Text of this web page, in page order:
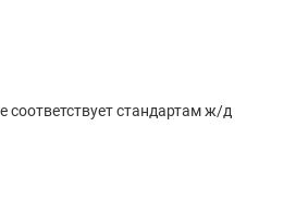
соответствует стандартам ж/д